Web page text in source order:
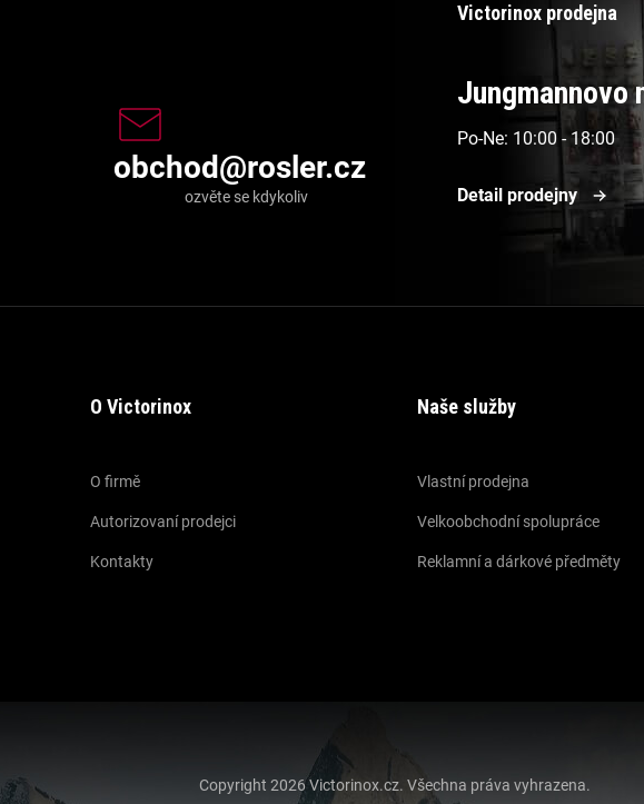
obchod@rosler.cz
Victorinox prodejna
Jungmannovo
Po-Ne: 10:00 - 18:00
Detail prodejny
O Victorinox
O firmě
Autorizovaní prodejci
Kontakty
Naše služby
Vlastní prodejna
Velkoobchodní spolupráce
Reklamní a dárkové předměty
Copyright 2026Victorinox.cz. Všechna práva vyhrazena.